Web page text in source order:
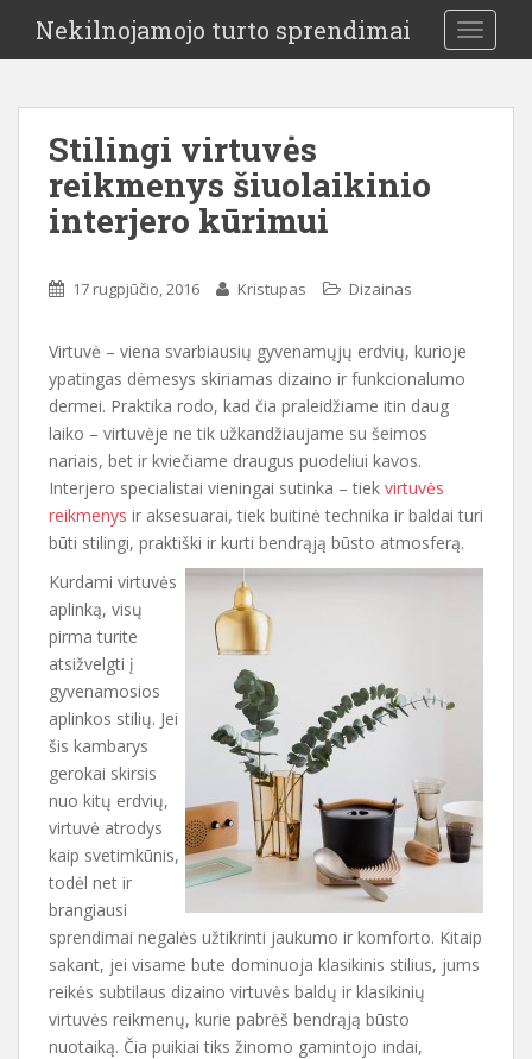
Nekilnojamojo turto sprendimai
Stilingi virtuvės
reikmenys šiuolaikinio
interjero kūrimui
17 rugpjūčio, 2016 Kristupas Dizainas
Virtuvė – viena svarbiausių gyvenamųjų erdvių, kurioje
ypatingas dėmesys skiriamas dizaino ir funkcionalumo
dermei. Praktika rodo, kad čia praleidžiame itin daug
laiko – virtuvėje ne tik užkandžiaujame su šeimos
nariais, bet ir kviečiame draugus puodeliui kavos.
Interjero specialistai vieningai sutinka – tiek virtuvės
reikmenys ir aksesuarai, tiek buitinė technika ir baldai turi
būti stilingi, praktiški ir kurti bendrąją būsto atmosferą.
Kurdami virtuvės
aplinką, visų
pirma turite
atsižvelgti į
gyvenamosios
aplinkos stilių. Jei
šis kambarys
gerokai skirsis
nuo kitų erdvių,
virtuvė atrodys
kaip svetimkūnis,
todėl net ir
brangiausi
sprendimai negalės užtikrinti jaukumo ir komforto. Kitaip
sakant, jei visame bute dominuoja klasikinis stilius, jums
reikės subtilaus dizaino virtuvės baldų ir klasikinių
virtuvės reikmenų, kurie pabrėš bendrąją būsto
nuotaiką. Čia puikiai tiks žinomo gamintojo indai,